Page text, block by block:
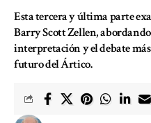
Esta tercera y última parte
Barry Scott Zellen,
interpretación y el debate
futuro del Ártico.